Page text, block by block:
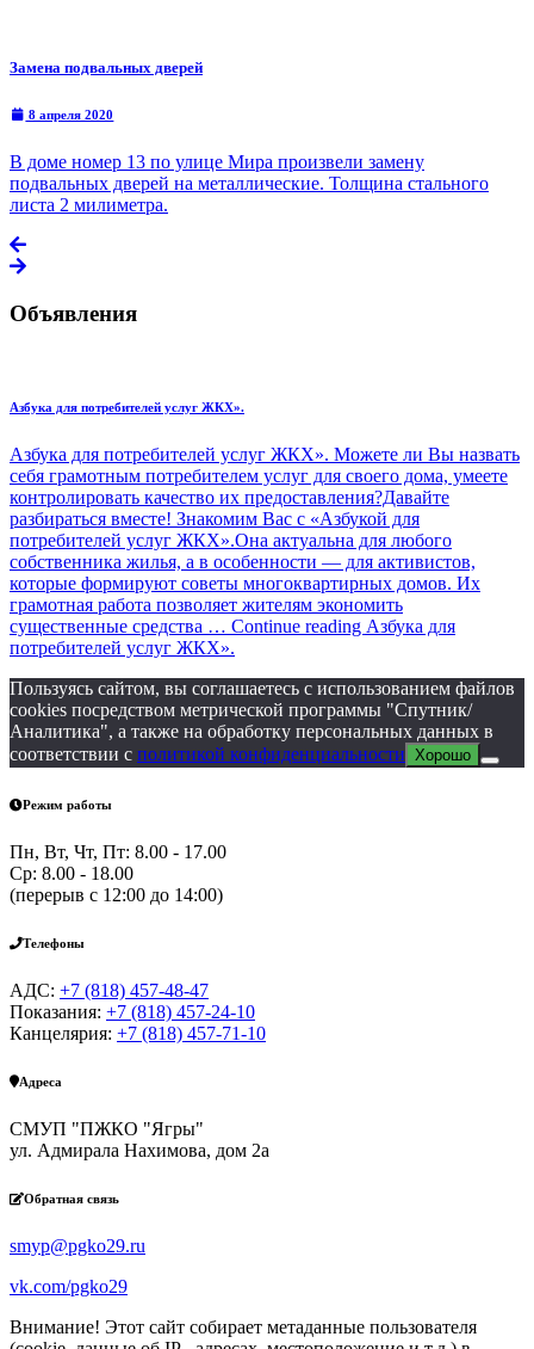
Замена подвальных дверей
8 апреля 2020
В доме номер 13 по улице Мира произвели замену
подвальных дверей на металлические. Толщина стального
листа 2 милиметра.
Объявления
Азбука для потребителей услуг ЖКХ».
Азбука для потребителей услуг ЖКХ». Можете ли Вы назвать
себя грамотным потребителем услуг для своего дома, умеете
контролировать качество их предоставления?Давайте
разбираться вместе! Знакомим Вас с «Азбукой для
потребителей услуг ЖКХ».Она актуальна для любого
собственника жилья, а в особенности — для активистов,
которые формируют советы многоквартирных домов. Их
грамотная работа позволяет жителям экономить
существенные средства … Continue reading Азбука для
потребителей услуг ЖКХ».
Пользуясь сайтом, вы соглашаетесь с использованием файлов
cookies посредством метрической программы "Спутник/
Аналитика", а также на обработку персональных данных в
соответствии с политикой конфиденциальности Хорошо
Режим работы
Пн, Вт, Чт, Пт: 8.00 - 17.00
Ср: 8.00 - 18.00
(перерыв с 12:00 до 14:00)
Телефоны
АДС: +7 (818) 457-48-47
Показания: +7 (818) 457-24-10
Канцелярия: +7 (818) 457-71-10
Адреса
СМУП "ПЖКО "Ягры"
ул. Адмирала Нахимова, дом 2а
Обратная связь
smyp@pgko29.ru
vk.com/pgko29
Внимание! Этот сайт собирает метаданные пользователя